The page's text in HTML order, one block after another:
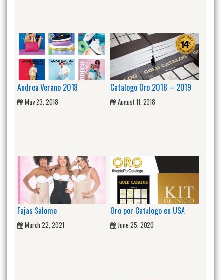
Andrea Verano 2018
May 23, 2018
Catalogo Oro 2018 – 2019
August 11, 2018
Fajas Salome
March 22, 2021
Oro por Catalogo en USA
June 25, 2020